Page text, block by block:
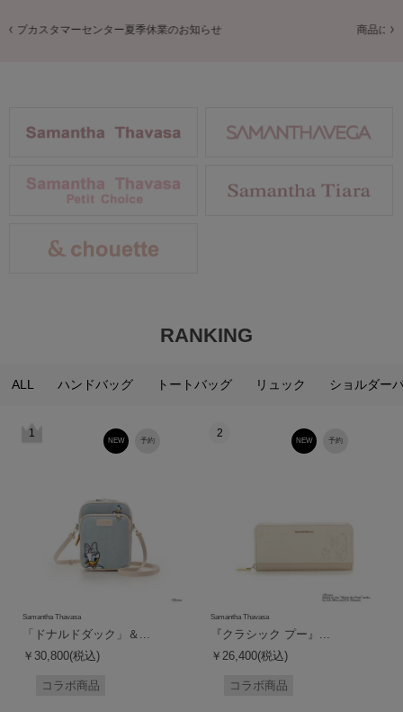
商品に関するお詫びとお知らせ
RANKING
ALL ハンドバッグ トートバッグ リュック ショルダー
1
予約
NEW
Samantha Thavasa
「ドナルドダック」＆...
￥30,800(税込)
コラボ商品
2
予約
NEW
Samantha Thavasa
『クラシック プー』...
￥26,400(税込)
コラボ商品